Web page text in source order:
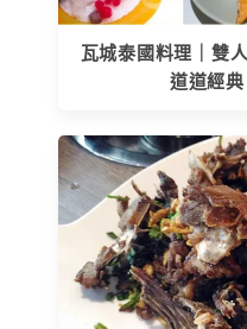
瓦城泰國料理｜雙
道道經